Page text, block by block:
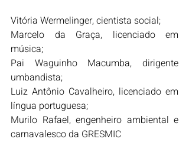
Vitória Wermelinger, cientista social;
Marcelo da Graça, licenciado em
música;
Pai Waguinho Macumba, dirigente
umbandista;
Luiz Antônio Cavalheiro, licenciado em
língua portuguesa;
Murilo Rafael, engenheiro ambiental e
carnavalesco da GRESMIC